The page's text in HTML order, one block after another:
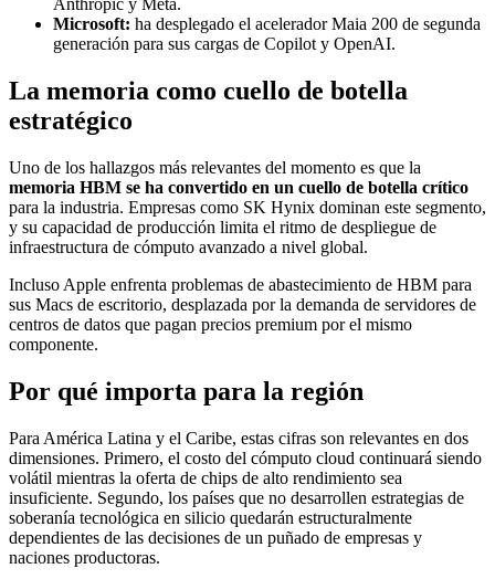
Anthropic y Meta.
Microsoft: ha desplegado el acelerador Maia 200 de segunda
generación para sus cargas de Copilot y OpenAI.
La memoria como cuello de botella
estratégico
Uno de los hallazgos más relevantes del momento es que la
memoria HBM se ha convertido en un cuello de botella crítico
para la industria. Empresas como SK Hynix dominan este segmento,
y su capacidad de producción limita el ritmo de despliegue de
infraestructura de cómputo avanzado a nivel global.
Incluso Apple enfrenta problemas de abastecimiento de HBM para
sus Macs de escritorio, desplazada por la demanda de servidores de
centros de datos que pagan precios premium por el mismo
componente.
Por qué importa para la región
Para América Latina y el Caribe, estas cifras son relevantes en dos
dimensiones. Primero, el costo del cómputo cloud continuará siendo
volátil mientras la oferta de chips de alto rendimiento sea
insuficiente. Segundo, los países que no desarrollen estrategias de
soberanía tecnológica en silicio quedarán estructuralmente
dependientes de las decisiones de un puñado de empresas y
naciones productoras.